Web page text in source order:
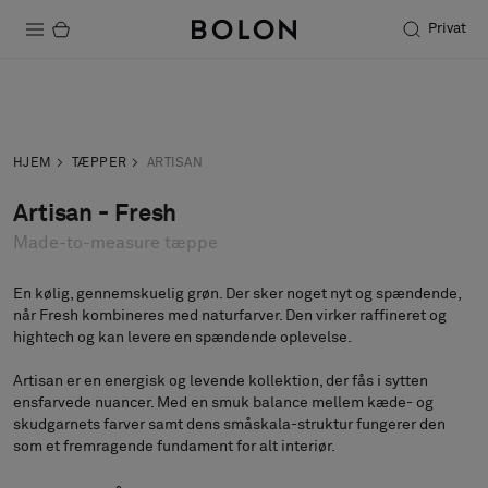
Privat
Bæredygtighed
Installation
Vedligeholdelse
Designersamarbejder
Stories
FAQ
HJEM TÆPPER ARTISAN
Artisan - Fresh
Made-to-measure tæppe
En kølig, gennemskuelig grøn. Der sker noget nyt og spændende,
når Fresh kombineres med naturfarver. Den virker raffineret og
hightech og kan levere en spændende oplevelse.
Artisan er en energisk og levende kollektion, der fås i sytten
ensfarvede nuancer. Med en smuk balance mellem kæde- og
skudgarnets farver samt dens småskala-struktur fungerer den
som et fremragende fundament for alt interiør.